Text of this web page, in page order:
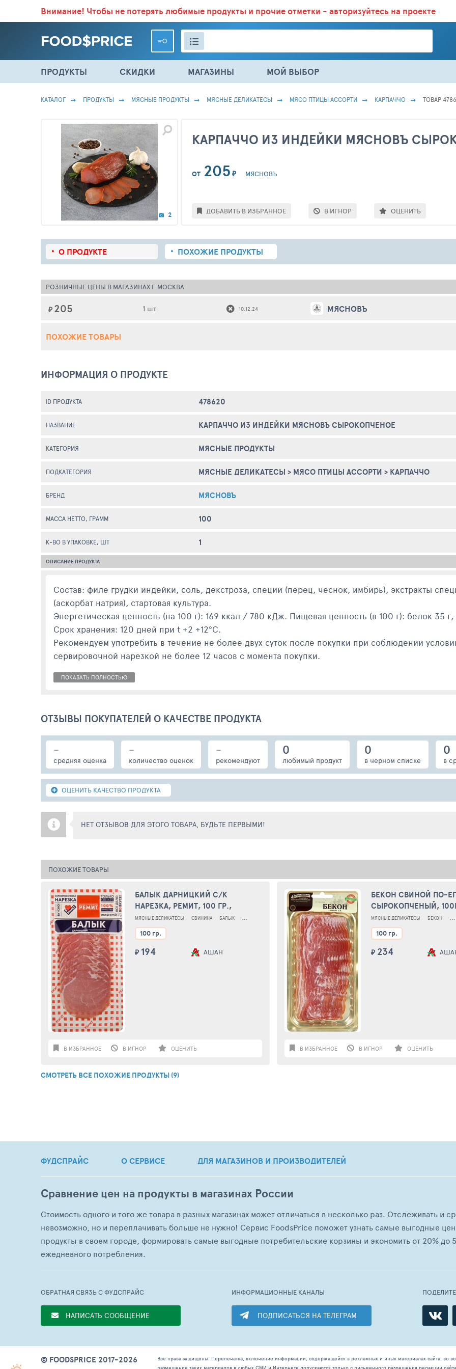
ВСЕ СКИДКИ И ВЫГОДНЫЕ ЦЕНЫ НА ПРОДУКТЫ В МАГАЗИНАХ.БОЛЬШЕ 100 000 ТОВАРОВ. ЕЖЕДНЕВНОЕ ОБНОВЛЕНИЕ
Внимание! Чтобы не потерять любимые продукты и прочие отметки - авторизуйтесь на проекте
ПРОДУКТЫ СКИДКИ МАГАЗИНЫ МОЙ ВЫБОР
КАТАЛОГ ПРОДУКТЫ МЯСНЫЕ ПРОДУКТЫ МЯСНЫЕ ДЕЛИКАТЕСЫ МЯСО ПТИЦЫ АССОРТИ КАРПАЧЧО ТОВАР
КАРПАЧЧО ИЗ ИНДЕЙКИ МЯСНОВЪ
2
ОТ 205 ₽ МЯСНОВЪ
ДОБАВИТЬ В ИЗБРАННОЕ В ИГНОР ОЦЕНИТЬ
О ПРОДУКТЕ ПОХОЖИЕ ПРОДУКТЫ
РОЗНИЧНЫЕ ЦЕНЫ В МАГАЗИНАХ Г.МОСКВА
₽ 205 1 шт 10.12.24 МЯСНОВЪ
ПОХОЖИЕ ТОВАРЫ
ИНФОРМАЦИЯ О ПРОДУКТЕ
ID ПРОДУКТА 478620
НАЗВАНИЕ КАРПАЧЧО ИЗ ИНДЕЙКИ МЯСНОВЪ СЫРОКОПЧЕНОЕ
КАТЕГОРИЯ МЯСНЫЕ ПРОДУКТЫ
ПОДКАТЕГОРИЯ МЯСНЫЕ ДЕЛИКАТЕСЫ > МЯСО ПТИЦЫ АССОРТИ > КАРПАЧЧО
БРЕНД МЯСНОВЪ
МАССА НЕТТО, ГРАММ 100
К-ВО В УПАКОВКЕ, ШТ 1
ОПИСАНИЕ ПРОДУКТА
Состав: филе грудки индейки, соль, декстроза, специи (перец, чеснок, имбирь), экстракты
(аскорбат натрия), стартовая культура.
Энергетическая ценность (на 100 г): 169 ккал / 780 кДж. Пищевая ценность (в 100 г): белок 35
Срок хранения: 120 дней при t +2 +12°C.
Рекомендуем употребить в течение не более двух суток после покупки при соблюдении
сервировочной нарезкой не более 12 часов с момента покупки.
ПОКАЗАТЬ ПОЛНОСТЬЮ
ОТЗЫВЫ ПОКУПАТЕЛЕЙ О КАЧЕСТВЕ ПРОДУКТА
-
средняя оценка
-
количество оценок
-
рекомендуют
0
любимый продукт
0
в черном списке
0
в
ОЦЕНИТЬ КАЧЕСТВО ПРОДУКТА
НЕТ ОТЗЫВОВ ДЛЯ ЭТОГО ТОВАРА, БУДЬТЕ ПЕРВЫМИ!
ПОХОЖИЕ ТОВАРЫ
БАЛЫК ДАРНИЦКИЙ С/К
НАРЕЗКА, РЕМИТ, 100 ГР.,
ВАКУУМНАЯ УПАКОВКА
МЯСНЫЕ ДЕЛИКАТЕСЫ СВИНИНА БАЛЫК БАЛЫК СЫРОКОПЧЕНЫЙ
100 гр.
₽ 194 АШАН
В ИЗБРАННОЕ В ИГНОР ОЦЕНИТЬ
БЕКОН СВИНОЙ ПО-
СЫРОКОПЧЕНЫЙ,
МЯСНЫЕ ДЕЛИКАТЕСЫ БЕКОН
100 гр.
₽ 234
В ИЗБРАННОЕ В ИГНОР ОЦЕНИТЬ
СМОТРЕТЬ ВСЕ ПОХОЖИЕ ПРОДУКТЫ (9)
ФУДСПРАЙС О СЕРВИСЕ ДЛЯ МАГАЗИНОВ И ПРОИЗВОДИТЕЛЕЙ
Сравнение цен на продукты в магазинах России
Стоимость одного и того же товара в разных магазинах может отличаться в несколько раз. Отслеживать и
невозможно, но и переплачивать больше не нужно! Сервис FoodsPrice поможет узнать самые выгодные
продукты в своем городе, формировать самые выгодные потребительские корзины и экономить от 20% до
ежедневного потребления.
ОБРАТНАЯ СВЯЗЬ С ФУДСПРАЙС
НАПИСАТЬ СООБЩЕНИЕ
ИНФОРМАЦИОННЫЕ КАНАЛЫ
ПОДПИСАТЬСЯ НА ТЕЛЕГРАМ
© FOODSPRICE 2017-2026
Все права защищены. Перепечатка, включение информации, содержащейся в рекламных и иных материалах сайта, во